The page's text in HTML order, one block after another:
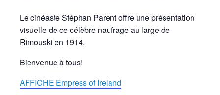
Le cinéaste Stéphan Parent offre une présentation
visuelle de ce célèbre naufrage au large de
Rimouski en 1914.
Bienvenue à tous!
AFFICHE Empress of Ireland